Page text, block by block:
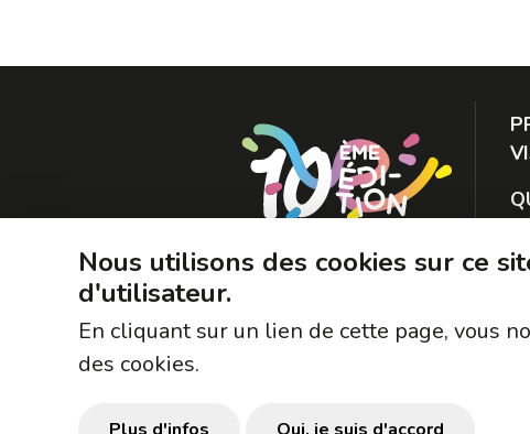
À
Nous utilisons des cookies sur ce
d'utilisateur.
En cliquant sur un lien de cette page, vous
des cookies.